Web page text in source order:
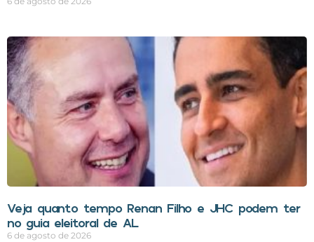
Veja quanto tempo Renan Filho e JHC podem ter
no guia eleitoral de AL
6 de agosto de 2026